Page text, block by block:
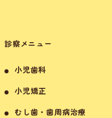
診察メニュー
小児歯科
小児矯正
むし歯・歯周病治療